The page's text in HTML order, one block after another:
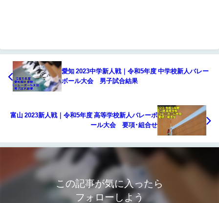
愛知 2023中学新人戦｜令和5年度 中学校新人バレー
ボール大会 男子試合結果
富山 2023新人戦｜令和5年度 高等学校新人バレーボ
ール大会 要項･組合せ
この記事が気に入ったら
フォローしよう